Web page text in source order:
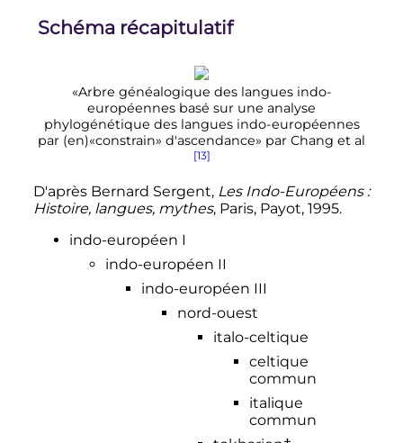
Schéma récapitulatif
«Arbre généalogique des langues indo-
européennes basé sur une analyse
phylogénétique des langues indo-européennes
par (en)«constrain» d'ascendance» par Chang et al
[13]
D'après Bernard Sergent, Les Indo-Européens :
Histoire, langues, mythes, Paris, Payot, 1995.
indo-européen I
indo-européen II
indo-européen III
nord-ouest
italo-celtique
celtique
commun
italique
commun